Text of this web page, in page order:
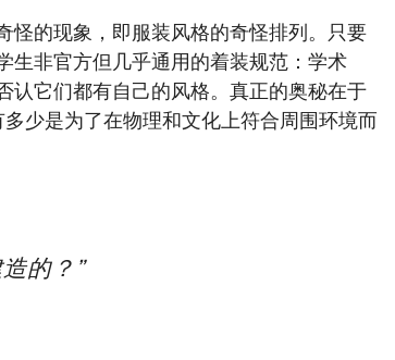
怪的现象，即服装风格的奇怪排列。只要
生非官方但几乎通用的着装规范：学术
认它们都有自己的风格。真正的奥秘在于
少是为了在物理和文化上符合周围环境而
的？”